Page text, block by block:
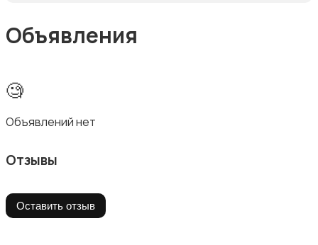
Объявления
🧐
Объявлений нет
Отзывы
Оставить отзыв